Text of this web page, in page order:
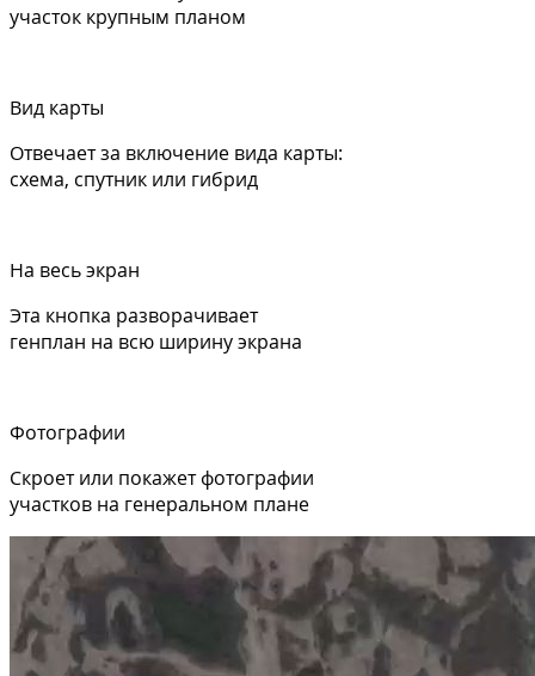
участок крупным планом
Вид карты
Отвечает за включение вида карты:
схема, спутник или гибрид
На весь экран
Эта кнопка разворачивает
генплан на всю ширину экрана
Фотографии
Скроет или покажет фотографии
участков на генеральном плане